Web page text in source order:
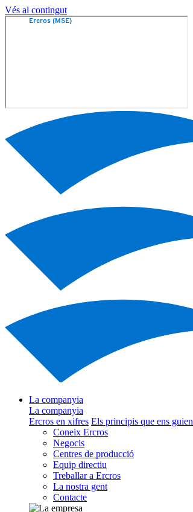
Vés al contingut
La companyia
La companyia
Ercros en xifres Els principis que ens guien
Coneix Ercros
Negocis
Centres de producció
Equip directiu
Treballar a Ercros
La nostra gent
Contacte